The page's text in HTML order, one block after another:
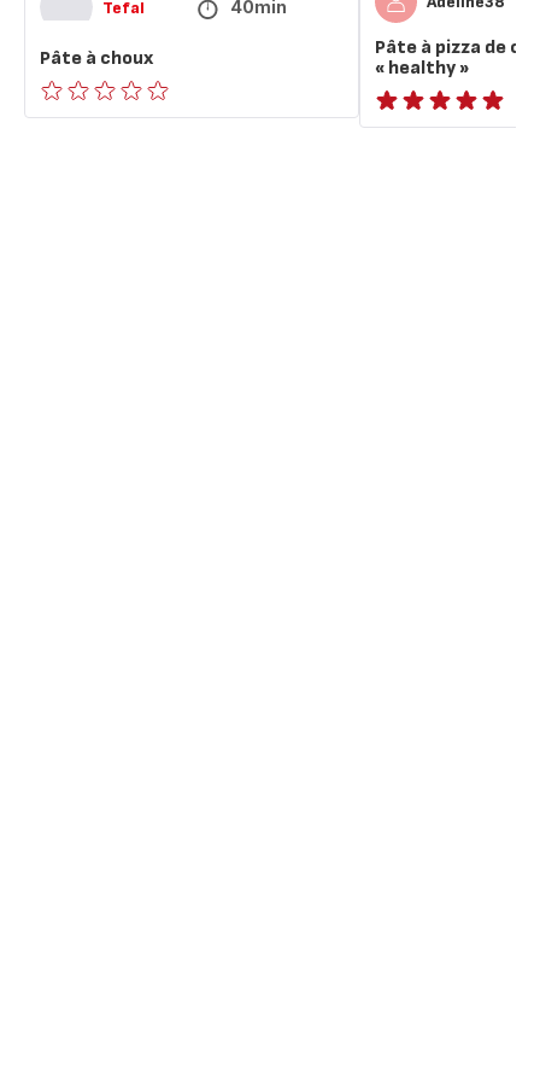
Tefal 40min
Pâte à choux
ratings.0
Pâte à pizza de
« healthy »
Avis